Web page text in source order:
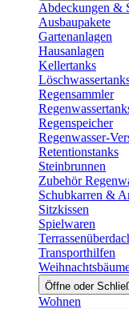
Abdeckungen &
Ausbaupakete
Gartenanlagen
Hausanlagen
Kellertanks
Regensammler
Regenspeicher
Regenwasser-
Retentionstanks
Steinbrunnen
Zubehör
Schubkarren &
Sitzkissen
Spielwaren
Transporthilfen
Öffne oder
Wohnen